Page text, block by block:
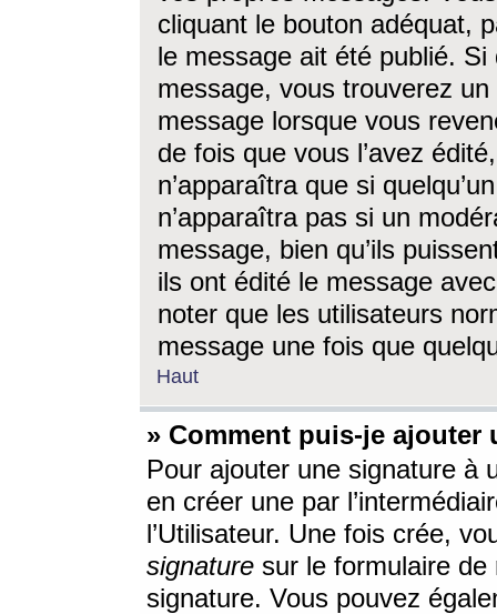
cliquant le bouton adéquat,
le message ait été publié. Si
message, vous trouverez
message lorsque vous
de fois que vous l’avez
n’apparaîtra que si
n’apparaîtra pas si un
message, bien qu’ils
ils ont édité le message
noter que les utilisateurs
message une fois que
Haut
» Comment puis-je ajouter
Pour ajouter une signature à
en créer une par
l’Utilisateur. Une fois crée,
signature sur le formulaire de
signature. Vous pouvez